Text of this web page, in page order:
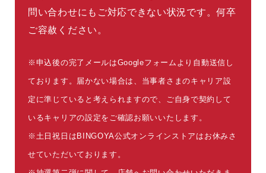
問い合わせにもご対応できない状況です。何卒
ご容赦ください。
※申込後の完了メールはGoogleフォームより自動送信し
ております。届かない場合は、当事者さまのキャリア設
定に準じていると考えられますので、ご自身で契約して
いるキャリアの設定をご確認お願いいたします。
※土日祝日はBINGOYA公式オンラインストアはお休みさ
せていただいております。